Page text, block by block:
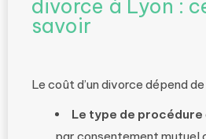
divorce à Lyon :
savoir
Le coût d’un divorce dépend
Le type de procédure